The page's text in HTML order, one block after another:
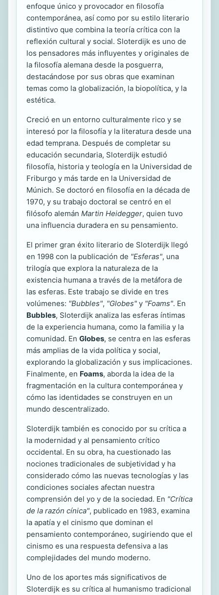
enfoque único y provocador en filosofía
contemporánea, así como por su estilo literario
distintivo que combina la teoría crítica con la
reflexión cultural y social. Sloterdijk es uno de
los pensadores más influyentes y originales de
la filosofía alemana desde la posguerra,
destacándose por sus obras que examinan
temas como la globalización, la biopolítica, y la
estética.
Creció en un entorno culturalmente rico y se
interesó por la filosofía y la literatura desde una
edad temprana. Después de completar su
educación secundaria, Sloterdijk estudió
filosofía, historia y teología en la Universidad de
Friburgo y más tarde en la Universidad de
Múnich. Se doctoró en filosofía en la década de
1970, y su trabajo doctoral se centró en el
filósofo alemán Martin Heidegger, quien tuvo
una influencia duradera en su pensamiento.
El primer gran éxito literario de Sloterdijk llegó
en 1998 con la publicación de "Esferas", una
trilogía que explora la naturaleza de la
existencia humana a través de la metáfora de
las esferas. Este trabajo se divide en tres
volúmenes: "Bubbles", "Globes" y "Foams". En
Bubbles, Sloterdijk analiza las esferas íntimas
de la experiencia humana, como la familia y la
comunidad. En Globes, se centra en las esferas
más amplias de la vida política y social,
explorando la globalización y sus implicaciones.
Finalmente, en Foams, aborda la idea de la
fragmentación en la cultura contemporánea y
cómo las identidades se construyen en un
mundo descentralizado.
Sloterdijk también es conocido por su crítica a
la modernidad y al pensamiento crítico
occidental. En su obra, ha cuestionado las
nociones tradicionales de subjetividad y ha
considerado cómo las nuevas tecnologías y las
condiciones sociales afectan nuestra
comprensión del yo y de la sociedad. En "Crítica
de la razón cínica", publicado en 1983, examina
la apatía y el cinismo que dominan el
pensamiento contemporáneo, sugiriendo que el
cinismo es una respuesta defensiva a las
complejidades del mundo moderno.
Uno de los aportes más significativos de
Sloterdijk es su crítica al humanismo tradicional